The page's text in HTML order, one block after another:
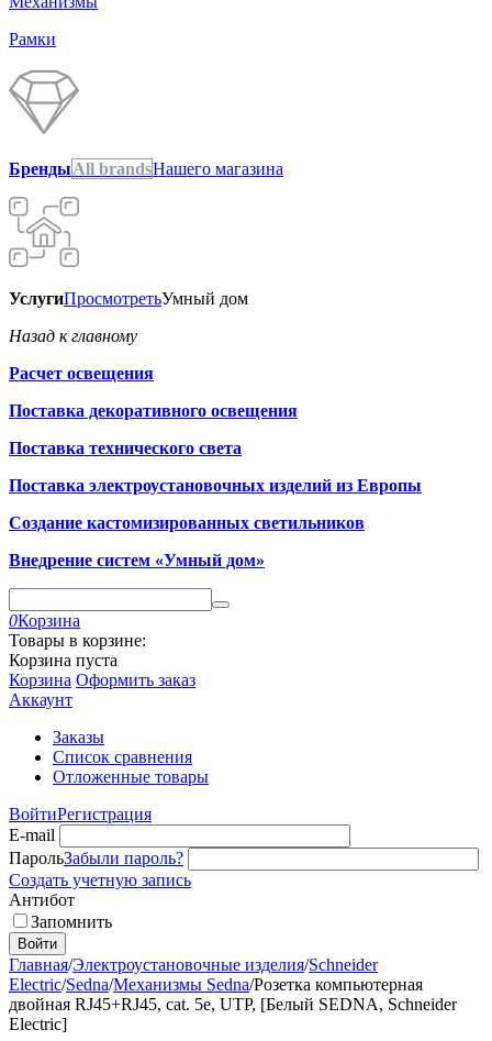
Рамки
БрендыAll brandsНашего магазина
УслугиПросмотретьУмный дом
Назад к главному
Расчет освещения
Поставка декоративного освещения
Поставка технического света
Поставка электроустановочных изделий из Европы
Создание кастомизированных светильников
Внедрение систем «Умный дом»
0Корзина
Товары в корзине:
Корзина пуста
Корзина Оформить заказ
Аккаунт
Заказы
Список сравнения
Отложенные товары
ВойтиРегистрация
E-mail
ПарольЗабыли пароль?
Создать учетную запись
Антибот
Запомнить
Войти
Главная/Электроустановочные изделия/Schneider
Electric/Sedna/Механизмы Sedna/Розетка компьютерная
двойная RJ45+RJ45, cat. 5e, UTP, [Белый SEDNA, Schneider
Electric]